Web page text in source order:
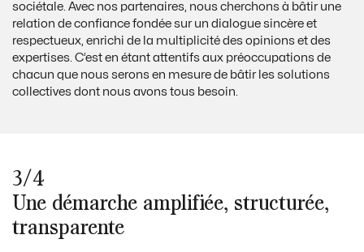
sociétale. Avec nos partenaires, nous cherchons à bâtir une
relation de confiance fondée sur un dialogue sincère et
respectueux, enrichi de la multiplicité des opinions et des
expertises. C’est en étant attentifs aux préoccupations de
chacun que nous serons en mesure de bâtir les solutions
collectives dont nous avons tous besoin.
3/4
Une démarche amplifiée, structurée,
transparente